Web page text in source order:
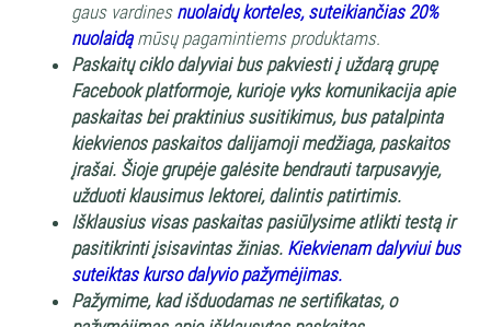
gaus vardines nuolaidų korteles, suteikiančias 20%
nuolaidąmūsų pagamintiems produktams.
Paskaitų ciklo dalyviai bus pakviesti į uždarą grupę
Facebook platformoje, kurioje vyks komunikacija apie
paskaitas bei praktinius susitikimus, bus patalpinta
kiekvienos paskaitos dalijamoji medžiaga, paskaitos
įrašai. Šioje grupėje galėsite bendrauti tarpusavyje,
užduoti klausimus lektorei, dalintis patirtimis.
Išklausius visas paskaitas pasiūlysime atlikti testą ir
pasitikrinti įsisavintas žinias. Kiekvienam dalyviui bus
suteiktas kurso dalyvio pažymėjimas.
Pažymime, kad išduodamas ne sertifikatas, o